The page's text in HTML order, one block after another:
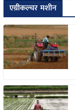
एग्रीकल्चर मशीन